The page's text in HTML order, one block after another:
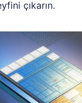
çıkarın.